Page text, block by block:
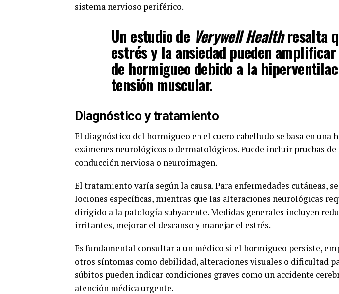
sistema nervioso periférico.
Un estudio de Verywell Healthresalta
estrés y la ansiedad pueden
de hormigueo debido a la
tensión muscular.
Diagnóstico y tratamiento
El diagnóstico del hormigueo en el cuero cabelludo se basa en
exámenes neurológicos o dermatológicos. Puede incluir pruebas de
conducción nerviosa o neuroimagen.
El tratamiento varía según la causa. Para enfermedades cutáneas,
lociones específicas, mientras que las alteraciones neurológicas
dirigido a la patología subyacente. Medidas generales incluyen
irritantes, mejorar el descanso y manejar el estrés.
Es fundamental consultar a un médico si el hormigueo persiste,
otros síntomas como debilidad, alteraciones visuales o dificultad
súbitos pueden indicar condiciones graves como un accidente
atención médica urgente.